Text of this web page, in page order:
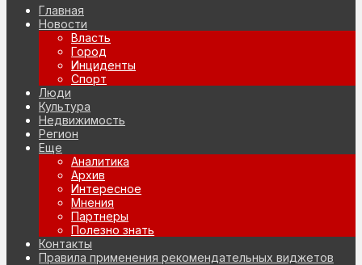
Главная
Новости
Власть
Город
Инциденты
Спорт
Люди
Культура
Недвижимость
Регион
Еще
Аналитика
Архив
Интересное
Мнения
Партнеры
Полезно знать
Контакты
Правила применения рекомендательных виджетов